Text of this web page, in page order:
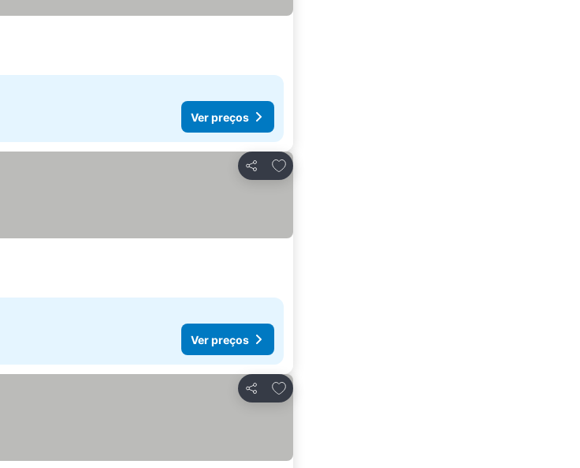
Ver preços
Partilhar
Adicionar aos favoritos
Ver preços
Partilhar
Adicionar aos favoritos